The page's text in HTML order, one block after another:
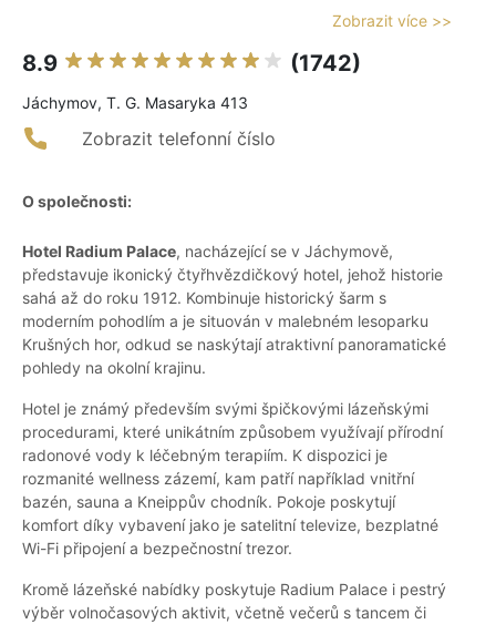
Zobrazit více >>
8.9 (1742)
Jáchymov, T. G. Masaryka 413
Zobrazit telefonní číslo
O společnosti:
Hotel Radium Palace, nacházející se v Jáchymově,
představuje ikonický čtyřhvězdičkový hotel, jehož historie
sahá až do roku 1912. Kombinuje historický šarm s
moderním pohodlím a je situován v malebném lesoparku
Krušných hor, odkud se naskýtají atraktivní panoramatické
pohledy na okolní krajinu.
Hotel je známý především svými špičkovými lázeňskými
procedurami, které unikátním způsobem využívají přírodní
radonové vody k léčebným terapiím. K dispozici je
rozmanité wellness zázemí, kam patří například vnitřní
bazén, sauna a Kneippův chodník. Pokoje poskytují
komfort díky vybavení jako je satelitní televize, bezplatné
Wi-Fi připojení a bezpečnostní trezor.
Kromě lázeňské nabídky poskytuje Radium Palace i pestrý
výběr volnočasových aktivit, včetně večerů s tancem či